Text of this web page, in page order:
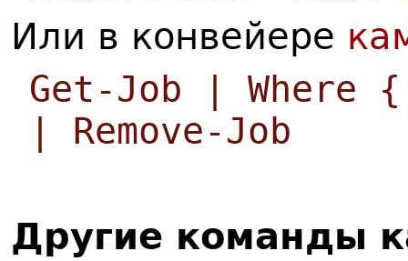
Или в конвейере
Get-Job | Where
| Remove-Job
Другие команды